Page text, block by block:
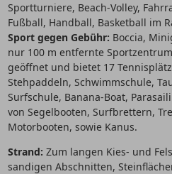
Sportturniere, Beach-Volley,
Fußball, Handball, Basketball im
Sport gegen Gebühr: Boccia,
nur 100 m entfernte
geöffnet und bietet 17
Stehpaddeln, Schwimmschule,
Surfschule, Banana-Boat,
von Segelbooten, Surfbrettern,
Motorbooten, sowie Kanus.
Strand: Zum langen Kies- und
sandigen Abschnitten,